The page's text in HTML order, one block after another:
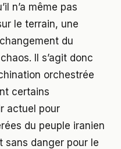
n’a même pas
le terrain, une
du
Il s’agit donc
orchestrée
certains
actuel pour
du peuple iranien
sans danger pour le